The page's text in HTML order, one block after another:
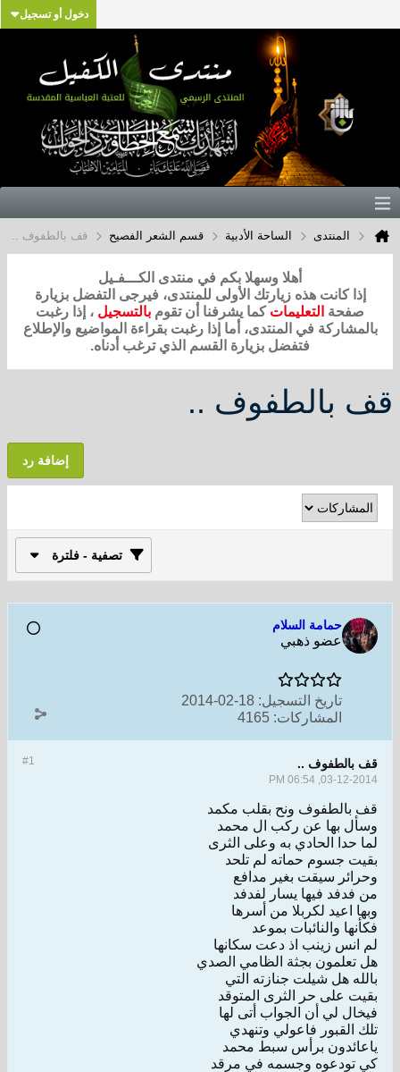
دخول أو تسجيل
المنتدى الساحة الأدبية قسم الشعر الفصيح قف بالطفوف ..
أهلا وسهلا بكم في منتدى الكـــفـيل
إذا كانت هذه زيارتك الأولى للمنتدى، فيرجى التفضل بزيارة
صفحة التعليمات كما يشرفنا أن تقوم بالتسجيل ، إذا رغبت
بالمشاركة في المنتدى، أما إذا رغبت بقراءة المواضيع والإطلاع
فتفضل بزيارة القسم الذي ترغب أدناه.
قف بالطفوف ..
إضافة رد
تصفية - فلترة
حمامة السلام
عضو ذهبي
تاريخ التسجيل: 18-02-2014
المشاركات: 4165
#1 قف بالطفوف ..
03-12-2014, 06:54 PM
قف بالطفوف ونح بقلب مكمد
وسأل بها عن ركب ال محمد
لما حدا الحادي به وعلى الثرى
بقيت جسوم حماته لم تلحد
وحرائر سيقت بغير مدافع
من فدفد فيها يسار لفدفد
وبها اعيد لكربلا من أسرها
فكأنها والنائبات بموعد
لم انس زينب اذ دعت سكانها
هل تعلمون بجثة الظامي الصدي
بالله هل شيلت جنازته التي
بقيت على حر الثرى المتوقد
فيخال لي أن الجواب أتى لها
تلك القبور فاعولي وتنهدي
ياعائدون برأس سبط محمد
كي تودعوه وجسمه في مرقد